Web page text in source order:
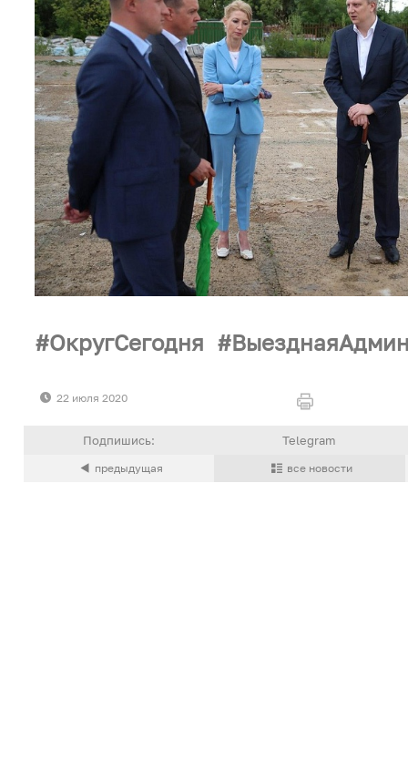
ОкругСегодня
22 июля 2020